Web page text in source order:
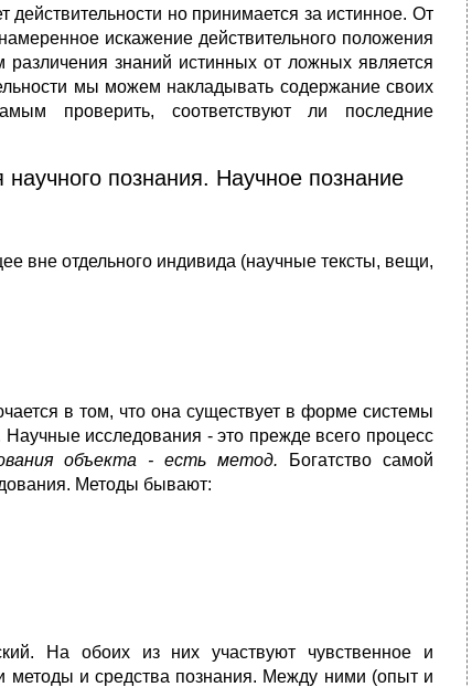
действительности но принимается за истинное. От
искажение действительного положения
знаний истинных от ложных является
мы можем накладывать содержание своих
проверить, соответствуют ли последние
познания. Научное познание
вне отдельного индивида (научные тексты, вещи,
в том, что она существует в форме системы
исследования - это прежде всего процесс
объекта - есть метод.
Богатство самой
Методы бывают:
На обоих из них участвуют чувственное и
методы и средства познания. Между ними (опыт и